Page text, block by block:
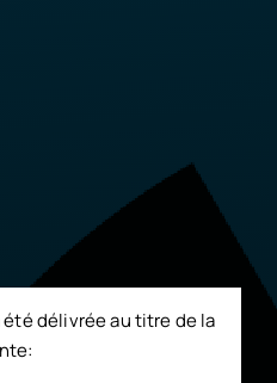
délivrée au titre de la